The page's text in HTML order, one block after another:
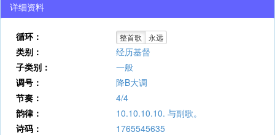
详细资料
循环： 整首歌 永远
类别：
经历基督
子类别：
一般
调号：
降B大调
节奏：
4/4
韵律：
10.10.10.10. 与副歌。
诗码：
1765545635